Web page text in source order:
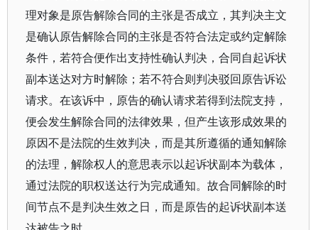
理对象是原告解除合同的主张是否成立，其判决主文
是确认原告解除合同的主张是否符合法定或约定解除
条件，若符合便作出支持性确认判决，合同自起诉状
副本送达对方时解除；若不符合则判决驳回原告诉讼
请求。在该诉中，原告的确认请求若得到法院支持，
便会发生解除合同的法律效果，但产生该形成效果的
原因不是法院的生效判决，而是其所遵循的通知解除
的法理，解除权人的意思表示以起诉状副本为载体，
通过法院的职权送达行为完成通知。故合同解除的时
间节点不是判决生效之日，而是原告的起诉状副本送